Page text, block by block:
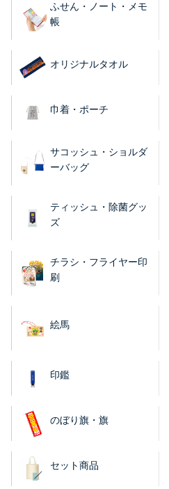
ふせん・ノート・メモ
帳
オリジナルタオル
巾着・ポーチ
サコッシュ・ショルダ
ーバッグ
ティッシュ・除菌グッ
ズ
チラシ・フライヤー印
刷
絵馬
印鑑
のぼり旗・旗
セット商品